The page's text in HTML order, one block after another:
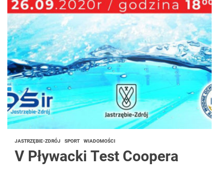
JASTRZĘBIE-ZDRÓJ SPORT WIADOMOŚCI
V Pływacki Test Coopera